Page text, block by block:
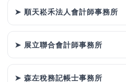
➤ 順天崧禾法人會計師事務所
➤ 展立聯合會計師事務所
➤ 森左稅務記帳士事務所